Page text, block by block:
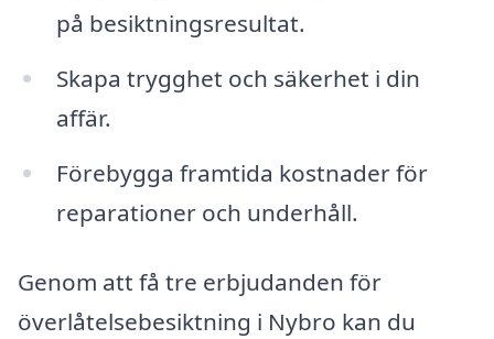
på besiktningsresultat.
Skapa trygghet och säkerhet i din
affär.
Förebygga framtida kostnader för
reparationer och underhåll.
Genom att få tre erbjudanden för
överlåtelsebesiktning i Nybro kan du